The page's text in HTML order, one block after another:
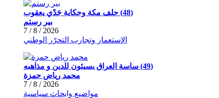
(48) حلف مكة وحكاية جَدْي يعقوب
بير رستم
2026 / 8 / 7
الإستعمار وتجارب التحرّر الوطني
(49) ساسة العراق يسيئون للدين و مذاهبه
محمد رياض حمزة
2026 / 8 / 7
مواضيع وابحاث سياسية